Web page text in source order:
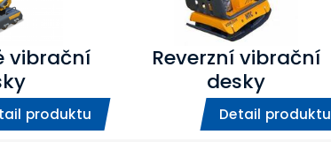
vibrační
produktu
Reverzní vibrační
desky
Detail produktu